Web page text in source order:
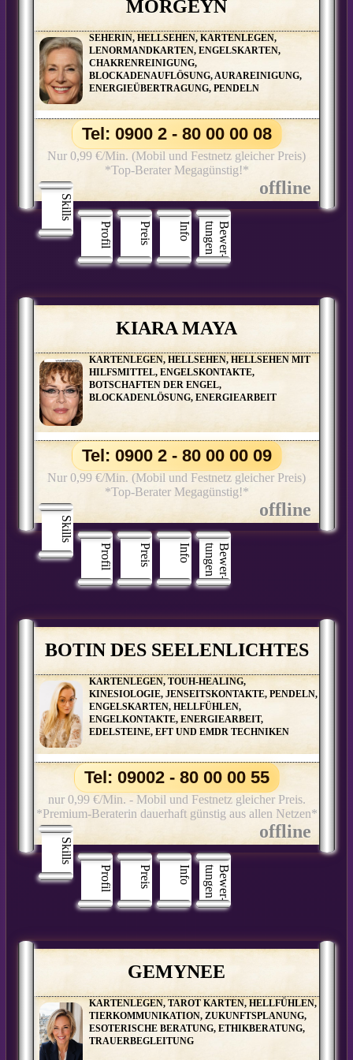
MORGEYN
SEHERIN, HELLSEHEN, KARTENLEGEN,
LENORMANDKARTEN, ENGELSKARTEN,
CHAKRENREINIGUNG,
BLOCKADENAUFLÖSUNG, AURAREINIGUNG,
ENERGIEÜBERTRAGUNG, PENDELN
Skills
Profil
Preis Info B
e
w
e
r
­
t
u
n
g
e
n
Tel: 0900 2 - 80 00 00 08
Nur 0,99 €/Min. (Mobil und Festnetz gleicher Preis)
*Top-Berater Megagünstig!*
KIARA MAYA
KARTENLEGEN, HELLSEHEN, HELLSEHEN MIT
HILFSMITTEL, ENGELSKONTAKTE,
BOTSCHAFTEN DER ENGEL,
BLOCKADENLÖSUNG, ENERGIEARBEIT
Skills
Profil
Preis Info B
e
w
e
r
­
t
u
n
g
e
n
Tel: 0900 2 - 80 00 00 09
Nur 0,99 €/Min. (Mobil und Festnetz gleicher Preis)
*Top-Berater Megagünstig!*
BOTIN DES SEELENLICHTES
KARTENLEGEN, TOUH-HEALING,
KINESIOLOGIE, JENSEITSKONTAKTE, PENDELN,
ENGELSKARTEN, HELLFÜHLEN,
ENGELKONTAKTE, ENERGIEARBEIT,
EDELSTEINE, EFT UND EMDR TECHNIKEN
Skills
Profil
Preis Info B
e
w
e
r
­
t
u
n
g
e
n
Tel: 09002 - 80 00 00 55
nur 0,99 €/Min. - Mobil und Festnetz gleicher Preis.
*Premium-Beraterin dauerhaft günstig aus allen Netzen*
GEMYNEE
KARTENLEGEN, TAROT KARTEN, HELLFÜHLEN,
TIERKOMMUNIKATION, ZUKUNFTSPLANUNG,
ESOTERISCHE BERATUNG, ETHIKBERATUNG,
TRAUERBEGLEITUNG